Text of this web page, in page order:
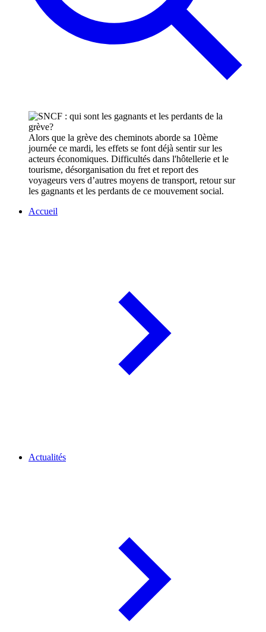
Alors que la grève des cheminots aborde sa 10ème
journée ce mardi, les effets se font déjà sentir sur les
acteurs économiques. Difficultés dans l'hôtellerie et le
tourisme, désorganisation du fret et report des
voyageurs vers d’autres moyens de transport, retour sur
les gagnants et les perdants de ce mouvement social.
Accueil
Actualités